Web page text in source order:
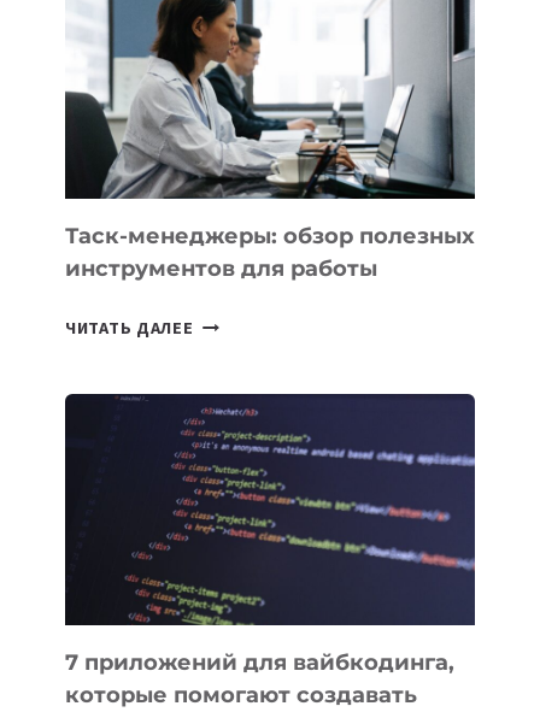
КАКИЕ
3
ЗАДАЧИ
ЕМУ
МОЖНО
ПОРУЧИТЬ
УЖЕ
СЕГОДНЯ
Таск-менеджеры: обзор полезных
инструментов для работы
ЧИТАТЬ ДАЛЕЕ ТАСК-
ПОЛЕЗНЫХ
ИНСТРУМЕНТОВ
ДЛЯ
РАБОТЫ
7 приложений для вайбкодинга,
которые помогают создавать